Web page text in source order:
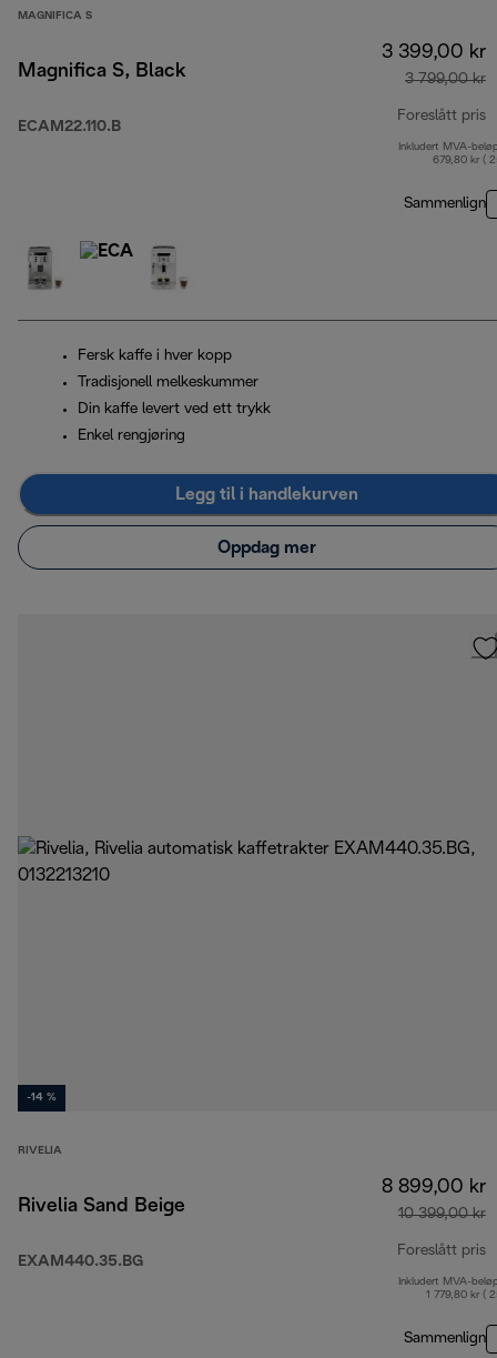
MAGNIFICA S
Magnifica S, Black
ECAM22.110.B
3 399,00 kr
3 799,00 kr
Foreslått pris
Inkludert MVA-
679,80 kr (
Sammenlign
Fersk kaffe i hver kopp
Tradisjonell melkeskummer
Din kaffe levert ved ett trykk
Enkel rengjøring
Legg til i handlekurven
Oppdag mer
-14 %
RIVELIA
Rivelia Sand Beige
EXAM440.35.BG
8 899,00 kr
10 399,00 kr
Foreslått pris
Inkludert MVA-
1 779,80 kr (
Sammenlign